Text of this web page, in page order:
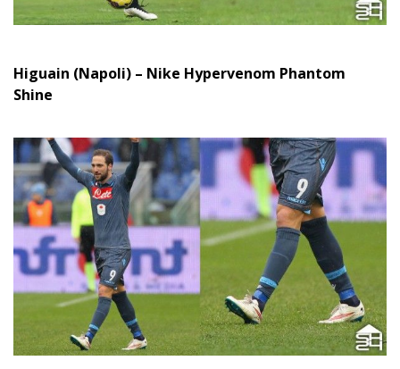
Higuain (Napoli) – Nike Hypervenom Phantom
Shine